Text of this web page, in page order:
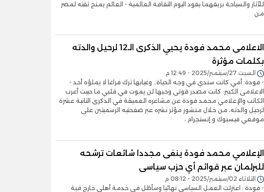
للآثار والسياحة بريقهما يقود اليوم الثقافة العالمية - العالم يمنح ثقته لمصر
من
الاعلامى محمد فودة يحيي الذكرى الـ12 لرحيل والدته
بكلمات مؤثرة
السبت 27/سبتمبر/2025 - 12:49 م
- فودة: أمي كانت سندي في وجه الحياة.. وغيابها ترك فراغا لا يملؤه أحد -
الاعلامى الكبير: كانت مصدر قوتى وحبها لن يموت في قلبي ما حييت أعرب
الكاتب والإعلامي محمد فودة عن مشاعره العميقة في الذكرى الثانية عشرة
لرحيل والدته، من خلال منشور مؤثر نشره عبر صفحتيه الرسميتين على
موقعي فيسبوك و إنستجرام ،
الإعلامي محمد فودة ينفى مجددا شائعات ترشحه
للبرلمان عبر قوائم أي حزب سياسى
الثلاثاء 02/سبتمبر/2025 - 08:12 م
- فودة : اعتزلت العمل السياسي نهائيا وسأظل في خدمة أهلي خارج قبة